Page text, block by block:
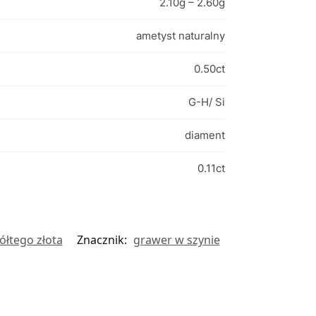
2.10g – 2.60g
ametyst naturalny
0.50ct
G-H/ Si
diament
0.11ct
złota Znacznik: grawer w szynie